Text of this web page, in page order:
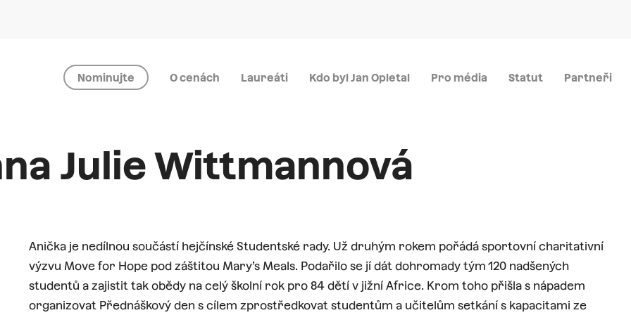
Nominujte O cenách Laureáti Kdo byl Jan Opletal Pro média Statut Partneři
Julie Wittmannová
Anička je nedílnou součástí hejčínské Studentské rady. Už druhým rokem pořádá sportovní charitativní
výzvu Move for Hope pod záštitou Mary’s Meals. Podařilo se jí dát dohromady tým 120 nadšených
studentů a zajistit tak obědy na celý školní rok pro 84 dětí v jižní Africe. Krom toho přišla s nápadem
organizovat Přednáškový den s cílem zprostředkovat studentům a učitelům setkání s kapacitami ze